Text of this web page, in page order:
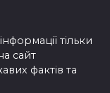
тільки
сайт
фактів та